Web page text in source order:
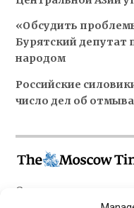
«Обсудить
Бурятский депутат
народом
Российские
число дел об
О нас